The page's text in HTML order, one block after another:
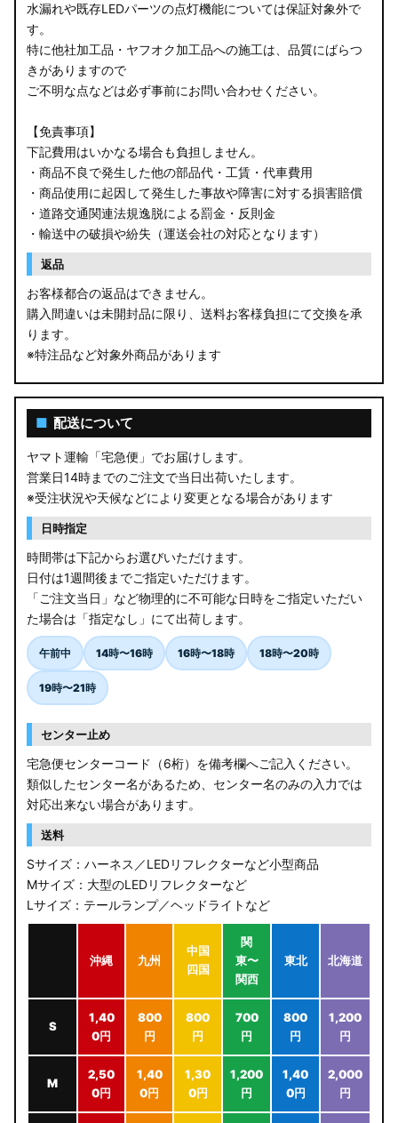
水漏れや既存LEDパーツの点灯機能については保証対象外で
す。
特に他社加工品・ヤフオク加工品への施工は、品質にばらつ
きがありますので
ご不明な点などは必ず事前にお問い合わせください。
【免責事項】
下記費用はいかなる場合も負担しません。
・商品不良で発生した他の部品代・工賃・代車費用
・商品使用に起因して発生した事故や障害に対する損害賠償
・道路交通関連法規逸脱による罰金・反則金
・輸送中の破損や紛失（運送会社の対応となります）
返品
お客様都合の返品はできません。
購入間違いは未開封品に限り、送料お客様負担にて交換を承
ります。
※特注品など対象外商品があります
■ 配送について
ヤマト運輸「宅急便」でお届けします。
営業日14時までのご注文で当日出荷いたします。
※受注状況や天候などにより変更となる場合があります
日時指定
時間帯は下記からお選びいただけます。
日付は1週間後までご指定いただけます。
「ご注文当日」など物理的に不可能な日時をご指定いただい
た場合は「指定なし」にて出荷します。
午前中 14時〜16時 16時〜18時 18時〜20時
19時〜21時
センター止め
宅急便センターコード（6桁）を備考欄へご記入ください。
類似したセンター名があるため、センター名のみの入力では
対応出来ない場合があります。
送料
Sサイズ：ハーネス／LEDリフレクターなど小型商品
Mサイズ：大型のLEDリフレクターなど
Lサイズ：テールランプ／ヘッドライトなど
沖縄 九州
中国
四国
関
東〜
関西
東北 北海道
S
1,40
0円
800
円
800
円
700
円
800
円
1,200
円
M
2,50
0円
1,40
0円
1,30
0円
1,200
円
1,40
0円
2,000
円